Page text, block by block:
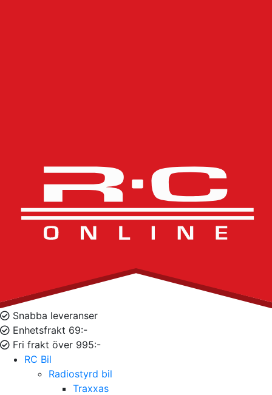
Snabba leveranser
Enhetsfrakt 69:-
Fri frakt över 995:-
RC Bil
Radiostyrd bil
Traxxas